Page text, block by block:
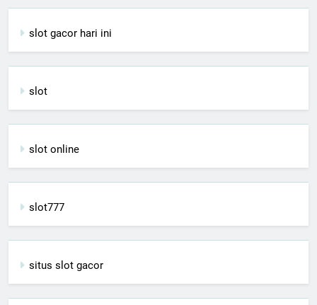
slot gacor hari ini
slot
slot online
slot777
situs slot gacor